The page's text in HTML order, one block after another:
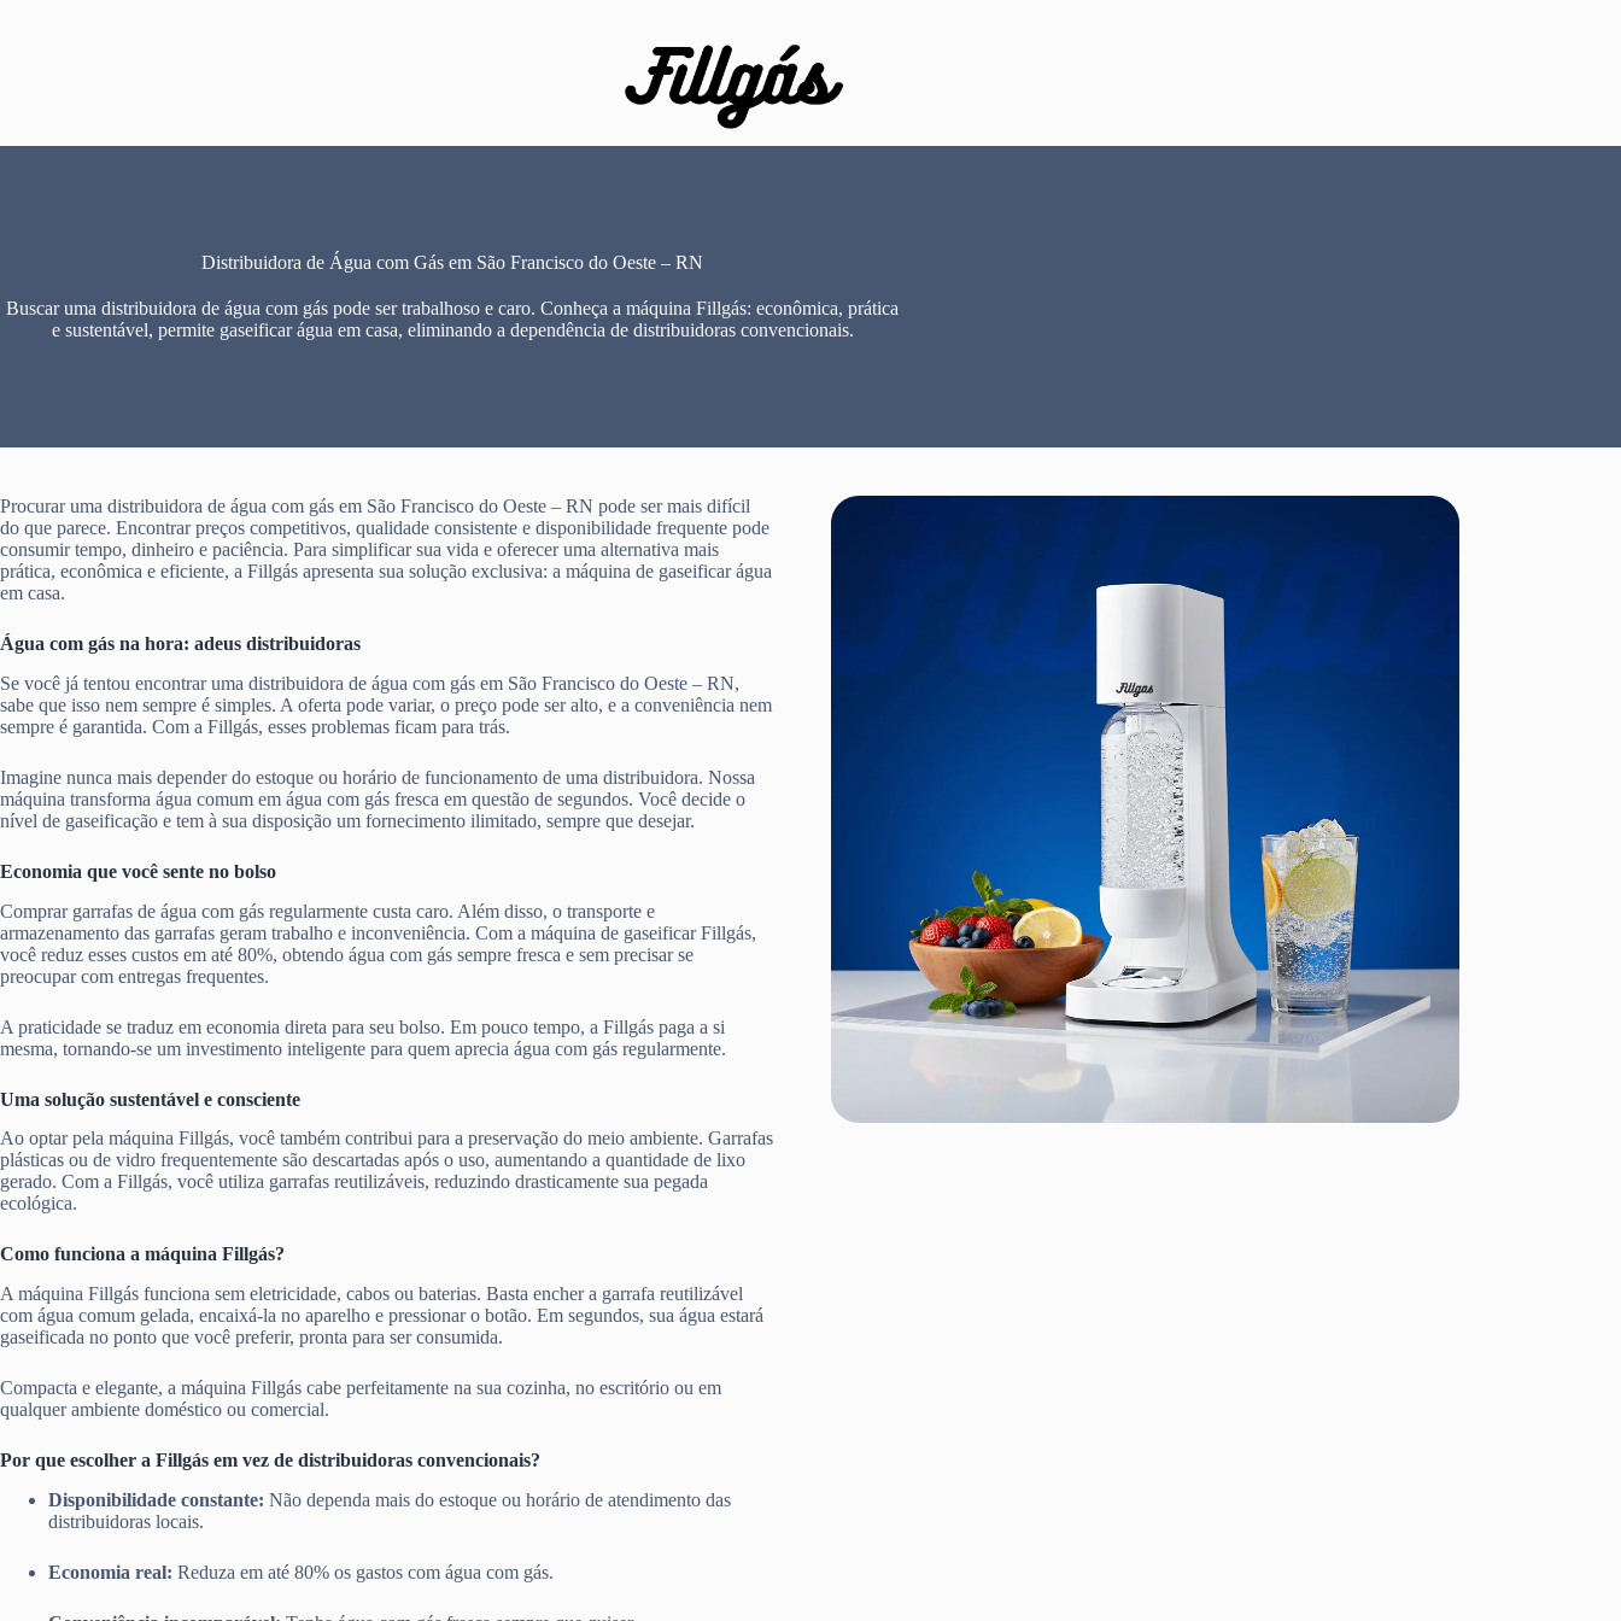
Distribuidora de Água com Gás em São Francisco do Oeste – RN
Buscar uma distribuidora de água com gás pode ser trabalhoso e caro. Conheça a máquina Fillgás: econômica, prática
e sustentável, permite gaseificar água em casa, eliminando a dependência de distribuidoras convencionais.
Procurar uma distribuidora de água com gás em São Francisco do Oeste – RN pode ser mais difícil
do que parece. Encontrar preços competitivos, qualidade consistente e disponibilidade frequente pode
consumir tempo, dinheiro e paciência. Para simplificar sua vida e oferecer uma alternativa mais
prática, econômica e eficiente, a Fillgás apresenta sua solução exclusiva: a máquina de gaseificar água
em casa.
Água com gás na hora: adeus distribuidoras
Se você já tentou encontrar uma distribuidora de água com gás em São Francisco do Oeste – RN,
sabe que isso nem sempre é simples. A oferta pode variar, o preço pode ser alto, e a conveniência nem
sempre é garantida. Com a Fillgás, esses problemas ficam para trás.
Imagine nunca mais depender do estoque ou horário de funcionamento de uma distribuidora. Nossa
máquina transforma água comum em água com gás fresca em questão de segundos. Você decide o
nível de gaseificação e tem à sua disposição um fornecimento ilimitado, sempre que desejar.
Economia que você sente no bolso
Comprar garrafas de água com gás regularmente custa caro. Além disso, o transporte e
armazenamento das garrafas geram trabalho e inconveniência. Com a máquina de gaseificar Fillgás,
você reduz esses custos em até 80%, obtendo água com gás sempre fresca e sem precisar se
preocupar com entregas frequentes.
A praticidade se traduz em economia direta para seu bolso. Em pouco tempo, a Fillgás paga a si
mesma, tornando-se um investimento inteligente para quem aprecia água com gás regularmente.
Uma solução sustentável e consciente
Ao optar pela máquina Fillgás, você também contribui para a preservação do meio ambiente. Garrafas
plásticas ou de vidro frequentemente são descartadas após o uso, aumentando a quantidade de lixo
gerado. Com a Fillgás, você utiliza garrafas reutilizáveis, reduzindo drasticamente sua pegada
ecológica.
Como funciona a máquina Fillgás?
A máquina Fillgás funciona sem eletricidade, cabos ou baterias. Basta encher a garrafa reutilizável
com água comum gelada, encaixá-la no aparelho e pressionar o botão. Em segundos, sua água estará
gaseificada no ponto que você preferir, pronta para ser consumida.
Compacta e elegante, a máquina Fillgás cabe perfeitamente na sua cozinha, no escritório ou em
qualquer ambiente doméstico ou comercial.
Por que escolher a Fillgás em vez de distribuidoras convencionais?
Disponibilidade constante: Não dependa mais do estoque ou horário de atendimento das
distribuidoras locais.
Economia real: Reduza em até 80% os gastos com água com gás.